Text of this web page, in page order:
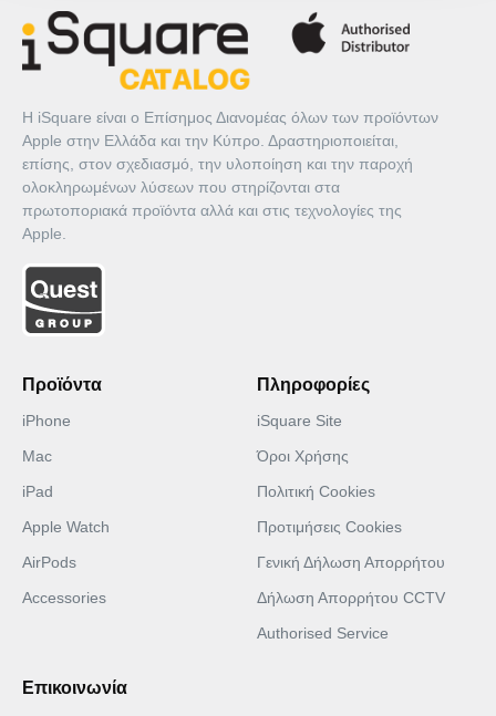
Η iSquare είναι ο Επίσημος Διανομέας όλων των προϊόντων
Apple στην Ελλάδα και την Κύπρο. Δραστηριοποιείται,
επίσης, στον σχεδιασμό, την υλοποίηση και την παροχή
ολοκληρωμένων λύσεων που στηρίζονται στα
πρωτοποριακά προϊόντα αλλά και στις τεχνολογίες της
Apple.
Προϊόντα
iPhone
Mac
iPad
Apple Watch
AirPods
Accessories
Πληροφορίες
iSquare Site
Όροι Χρήσης
Πολιτική Cookies
Προτιμήσεις Cookies
Γενική Δήλωση Απορρήτου
Δήλωση Απορρήτου CCTV
Authorised Service
Επικοινωνία